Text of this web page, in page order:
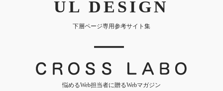
UL DESIGN
下層ページ専用参考サイト集
｜
悩めるWeb担当者に贈るWebマガジン